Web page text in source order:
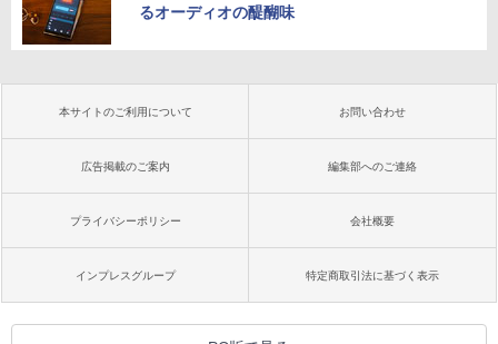
るオーディオの醍醐味
本サイトのご利用について お問い合わせ
広告掲載のご案内 編集部へのご連絡
プライバシーポリシー 会社概要
インプレスグループ 特定商取引法に基づく表示